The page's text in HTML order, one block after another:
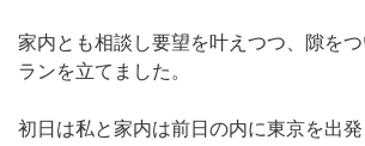
家内とも相談し要望を叶えつつ、隙を
ランを立てました。
初日は私と家内は前日の内に東京を出